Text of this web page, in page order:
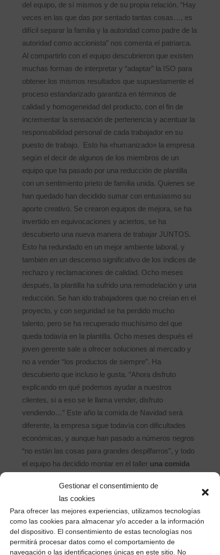
Gestionar el consentimiento de
las cookies
Para ofrecer las mejores experiencias, utilizamos tecnologías
como las cookies para almacenar y/o acceder a la información
del dispositivo. El consentimiento de estas tecnologías nos
permitirá procesar datos como el comportamiento de
navegación o las identificaciones únicas en este sitio. No
del equipo, de sí mismos y de su propia relación. “Hay
veces en las que das por sentado tantas cosas…, es
difícil separar la familia y la autoridad como padre de la
autoridad como accionista” nos comenta el patriarca.
Al compartirlo con el equipo descubrieron que existen
muchas formas de interpretar y “adaptar” la ISO para
obtener los mismos resultados que supuestamente el
proceso estandarizado garantiza en términos de
calidad y homogeneidad del producto, con el fin de
incrementar la sensación de pertenencia y acentuar la
responsabilidad personal de cada trabajador en su
puesto de trabajo. Esto ha «humanizado» la empresa
según el decir de algunos de los miembros de un
equipo que ha pasado por una reducción de plantilla
con un sentimiento prieto de familia unida. Quienes se
han quedado han decidido sumar con entusiasmo su
aporte creativo. Se crearon equipos de mejora, se ha
invertido en equivocaciones y aciertos, se ha
descubierto una nueva manera de trabajar JUNTOS.
Esto ha redundado en un mejor ambiente laboral, y
también en un descenso significativo de los índices de
rechazo y reclamaciones de calidad. Ocho meses
después, la plantilla ha sufrido una remodelación y una
reducción. Se han ido trabajadores que no creían en el
proyecto, y con seguridad se ha perdido mucho
talento, pero se ha recuperado muchísimo del que
queda todavía en la plantilla. Ocho meses después el
joven gerente sale a ofrecer soluciones al mercado y
no a vender “los productos de siempre”. Ha
descubierto que incluso le gusta. “Ahora disfruto
explicando en qué podemos ayudar a nuestros
clientes, si a eso se le llama vender, disfruto
vendiendo…” Este año la comida de Navidad será
diferente, la empresa sigue todavía con dificultades
económicas, y aunque han pasado a números negros
“no están las cosas para grandes despilfarros”, y todo
el equipo ha decidido montar en el taller una comida
ensalada… Un recurso muy socorrido cuando
realmente se desea compartir el balance del año y
brindar por los proyectos de 2014. Confío que en 2014
podamos también brindar por los pedidos
internacionales que hoy son sólo presupuestos.
Enhorabuena! Y hasta siempre! Marta